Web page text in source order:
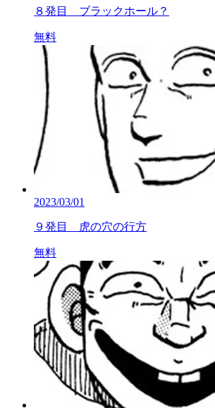
８発目 ブラックホール？
無料
2023/03/01
９発目 虎の穴の行方
無料